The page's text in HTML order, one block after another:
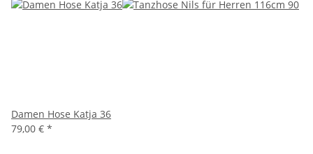
Damen Hose Katja 36
79,00 € *